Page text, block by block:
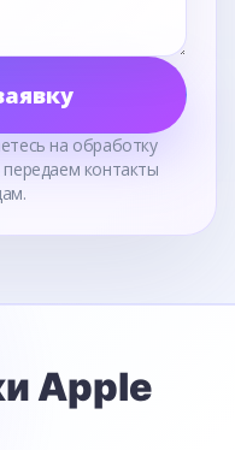
на обработку
контакты
Apple